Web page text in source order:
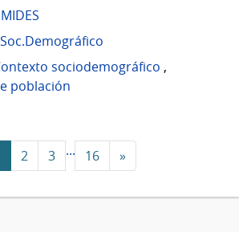
MIDES
Soc.Demográfico
sociodemográfico ,
población
2 3 ... 16 »